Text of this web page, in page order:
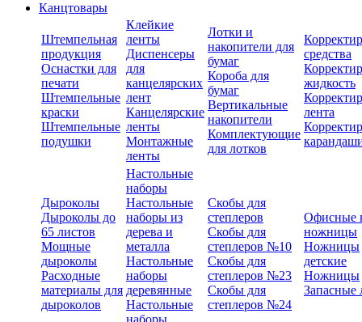
Канцтовары
Штемпельная
продукция
Оснастки для
печати
Штемпельные
краски
Штемпельные
подушки
Клейкие
ленты
Диспенсеры
для
канцелярских
лент
Канцелярские
ленты
Монтажные
ленты
Лотки и
накопители для
бумаг
Короба для
бумаг
Вертикальные
накопители
Комплектующие
для лотков
средства
жидкость
лента
Дыроколы
Дыроколы до
65 листов
Мощные
дыроколы
Расходные
материалы для
дыроколов
Настольные
наборы
Настольные
наборы из
дерева и
металла
Настольные
наборы
деревянные
Настольные
наборы
Скобы для
степлеров
Скобы для
степлеров №10
Скобы для
степлеров №23
Скобы для
степлеров №24
Офисные
ножницы
Ножницы
детские
Ножницы
Запасные